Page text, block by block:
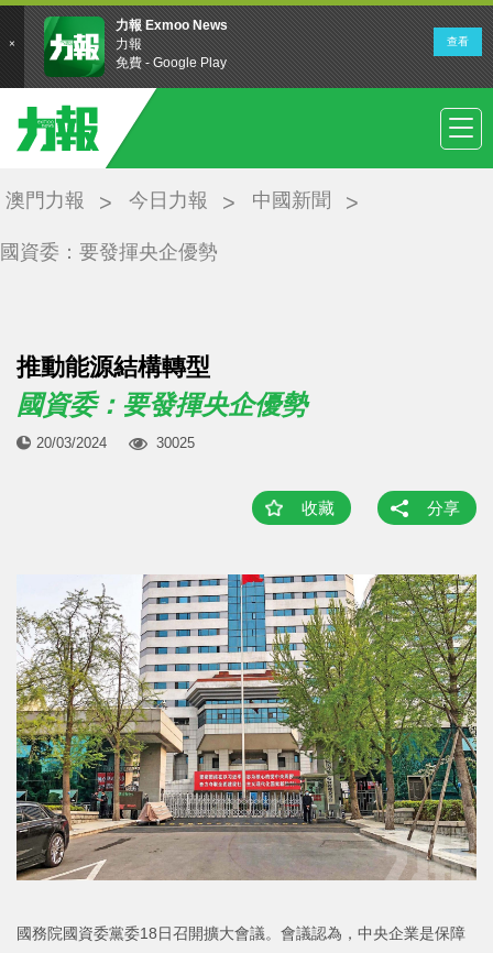
澳門力報 今日力報 中國新聞
國資委：要發揮央企優勢
推動能源結構轉型
國資委：要發揮央企優勢
20/03/2024 30025
收藏 分享
國務院國資委黨委18日召開擴大會議。會議認為，中央企業是保障